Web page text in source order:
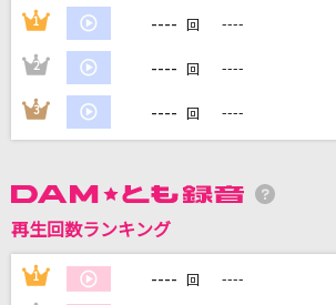
カラオケ最新情報をチェック！
1 ---- 回 ----
2 ---- 回 ----
3 ---- 回 ----
再生回数ランキング
1 ---- 回 ----